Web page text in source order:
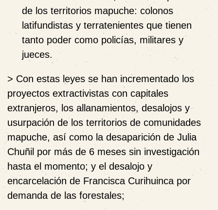
de los territorios mapuche: colonos
latifundistas y terratenientes que tienen
tanto poder como policías, militares y
jueces.
> Con estas leyes se han incrementado los
proyectos extractivistas con capitales
extranjeros, los allanamientos, desalojos y
usurpación de los territorios de comunidades
mapuche, así como la desaparición de Julia
Chuñil por más de 6 meses sin investigación
hasta el momento; y el desalojo y
encarcelación de Francisca Curihuinca por
demanda de las forestales;